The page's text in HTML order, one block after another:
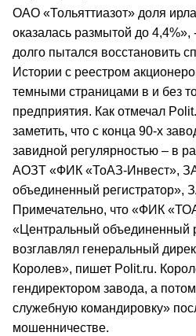
ОАО «Тольяттиазот» доля
оказалась размытой до
долго пытался восстановить
Истории с реестром
темными страницами в и без
предприятия. Как отмечал
заметить, что с конца 90-х
завидной регулярностью – в
АОЗТ «ФИК «ТоАЗ-Инвест»,
объединенный регистратор»,
Примечательно, что «ФИК
«Центральный объединенный
возглавлял генеральный
Королев», пишет Polit.ru.
гендиректором завода, а
служебную командировку»
мошенничестве.